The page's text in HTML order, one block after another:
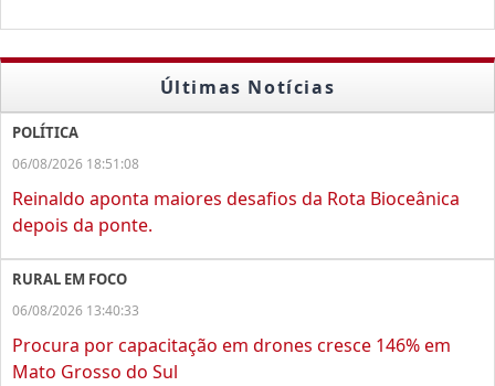
Últimas Notícias
POLÍTICA
06/08/2026 18:51:08
Reinaldo aponta maiores desafios da Rota Bioceânica
depois da ponte.
RURAL EM FOCO
06/08/2026 13:40:33
Procura por capacitação em drones cresce 146% em
Mato Grosso do Sul